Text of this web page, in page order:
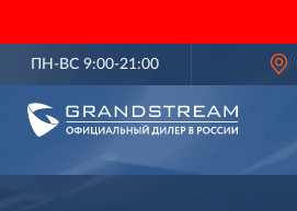
ПН-ВС 9:00-21:00